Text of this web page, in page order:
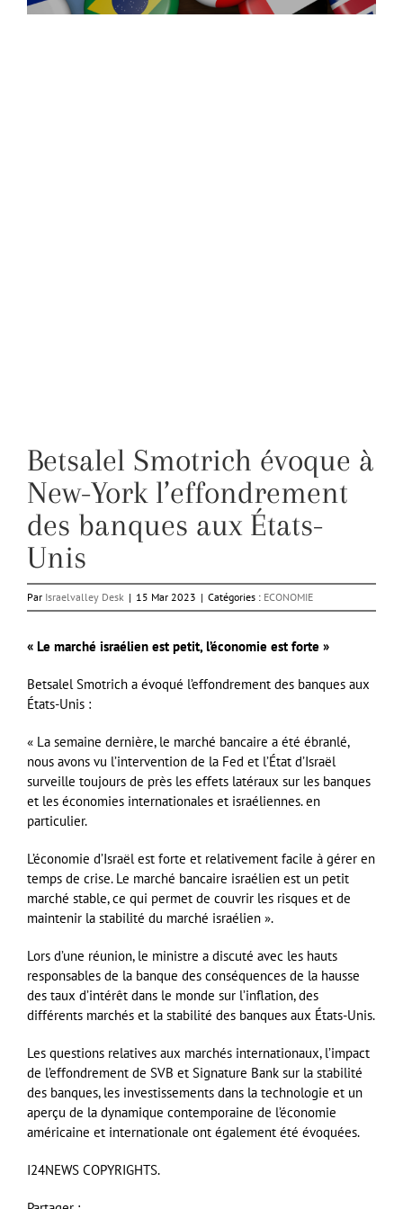
Betsalel Smotrich évoque à
New-York l’effondrement
des banques aux États-
Unis
Par Israelvalley Desk | 15 Mar 2023 | Catégories : ECONOMIE
« Le marché israélien est petit, l’économie est forte »
Betsalel Smotrich a évoqué l’effondrement des banques aux
États-Unis :
« La semaine dernière, le marché bancaire a été ébranlé,
nous avons vu l’intervention de la Fed et l’État d’Israël
surveille toujours de près les effets latéraux sur les banques
et les économies internationales et israéliennes. en
particulier.
L’économie d’Israël est forte et relativement facile à gérer en
temps de crise. Le marché bancaire israélien est un petit
marché stable, ce qui permet de couvrir les risques et de
maintenir la stabilité du marché israélien ».
Lors d’une réunion, le ministre a discuté avec les hauts
responsables de la banque des conséquences de la hausse
des taux d’intérêt dans le monde sur l’inflation, des
différents marchés et la stabilité des banques aux États-Unis.
Les questions relatives aux marchés internationaux, l’impact
de l’effondrement de SVB et Signature Bank sur la stabilité
des banques, les investissements dans la technologie et un
aperçu de la dynamique contemporaine de l’économie
américaine et internationale ont également été évoquées.
I24NEWS COPYRIGHTS.